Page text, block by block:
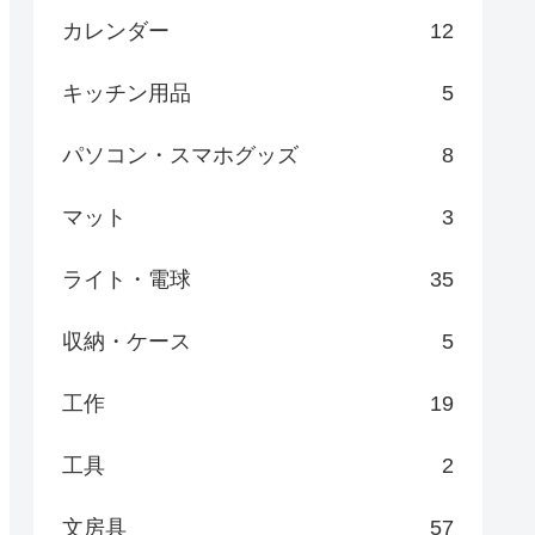
カレンダー 12
キッチン用品 5
パソコン・スマホグッズ 8
マット 3
ライト・電球 35
収納・ケース 5
工作 19
工具 2
文房具 57